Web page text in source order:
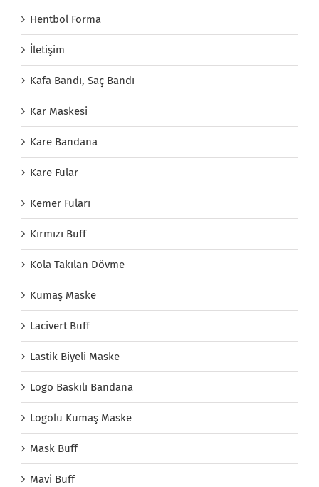
Hentbol Forma
İletişim
Kafa Bandı, Saç Bandı
Kar Maskesi
Kare Bandana
Kare Fular
Kemer Fuları
Kırmızı Buff
Kola Takılan Dövme
Kumaş Maske
Lacivert Buff
Lastik Biyeli Maske
Logo Baskılı Bandana
Logolu Kumaş Maske
Mask Buff
Mavi Buff